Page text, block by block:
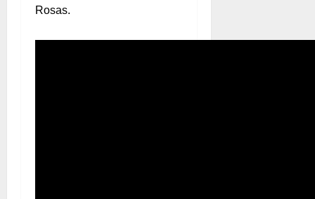
Rosas.